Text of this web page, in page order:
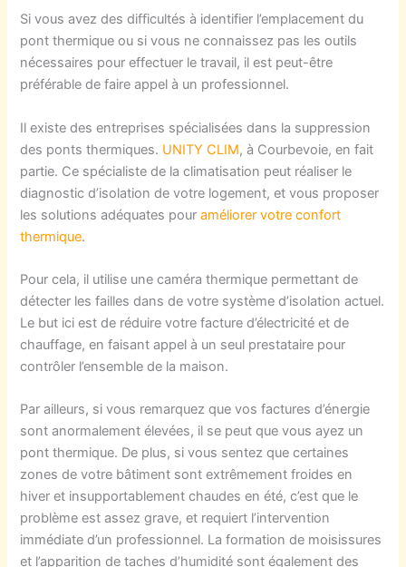
Si vous avez des difficultés à identifier l’emplacement du
pont thermique ou si vous ne connaissez pas les outils
nécessaires pour effectuer le travail, il est peut-être
préférable de faire appel à un professionnel.
Il existe des entreprises spécialisées dans la suppression
des ponts thermiques. UNITY CLIM, à Courbevoie,en fait
partie. Ce spécialiste de la climatisation peut réaliser le
diagnostic d’isolationde votre logement,et vous proposer
les solutions adéquates pouraméliorervotre confort
thermique.
Pour cela, il utilise une caméra thermique permettantde
détecter les failles dans de votre système d’isolationactuel.
Le but ici estde réduirevotre facture d’électricité et de
chauffage,en faisant appel à un seul prestataire pour
contrôler l’ensemble de la maison.
Par ailleurs, si vous remarquez que vos factures d’énergie
sont anormalement élevées, il se peut que vous ayez un
pont thermique. De plus, si vous sentez quecertaines
zones de votre bâtiment sontextrêmement froides en
hiver et insupportablement chaudes en été,c’est que le
problème est assez grave,et requiert l’intervention
immédiate d’un professionnel. La formation de moisissures
et l’apparition de taches d’humidité sont également des